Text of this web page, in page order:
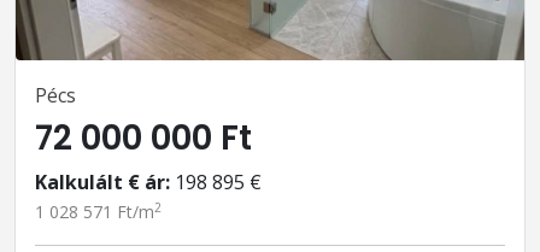
Pécs
72 000 000 Ft
Kalkulált € ár: 198 895 €
1 028 571 Ft/m2